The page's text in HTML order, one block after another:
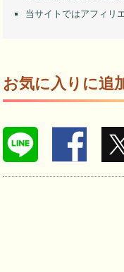
当サイトではアフィリ
お気に入りに追